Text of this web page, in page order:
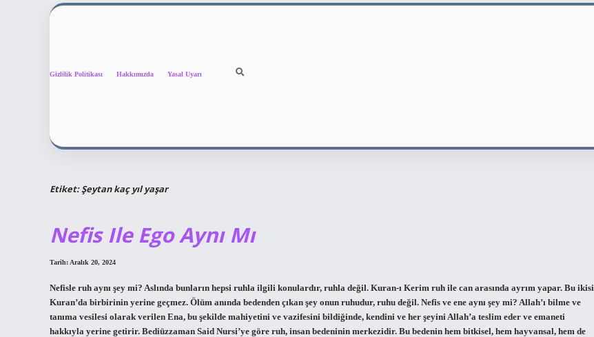
Gizlilik Politikası Hakkımızda Yasal Uyarı
Etiket:Şeytan kaç yıl yaşar
Nefis Ile Ego Aynı Mı
Tarih: Aralık 20, 2024
Nefisle ruh aynı şey mi? Aslında bunların hepsi ruhla ilgili konulardır, ruhla değil. Kuran-ı Kerim ruh ile can arasında ayrım yapar. Bu ikisi
Kuran’da birbirinin yerine geçmez. Ölüm anında bedenden çıkan şey onun ruhudur, ruhu değil. Nefis ve ene aynı şey mi? Allah’ı bilme ve
tanıma vesilesi olarak verilen Ena, bu şekilde mahiyetini ve vazifesini bildiğinde, kendini ve her şeyini Allah’a teslim eder ve emaneti
hakkıyla yerine getirir. Bediüzzaman Said Nursi’ye göre ruh, insan bedeninin merkezidir. Bu bedenin hem bitkisel, hem hayvansal, hem de